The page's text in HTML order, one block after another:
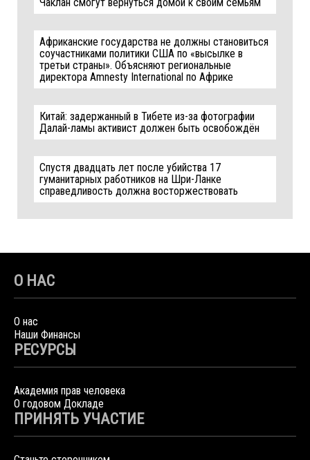
Африканские государства не должны становиться
соучастниками политики США по «высылке в
третьи страны». Объясняют региональные
директора Amnesty International по Африке
Китай: задержанный в Тибете из-за фотографии
Далай-ламы активист должен быть освобождён
Спустя двадцать лет после убийства 17
гуманитарных работников на Шри-Ланке
справедливость должна восторжествовать
О НАС
О нас
Наши Финансы
РЕСУРСЫ
Академия прав человека
О годовом Докладе
ПРИНЯТЬ УЧАСТИЕ